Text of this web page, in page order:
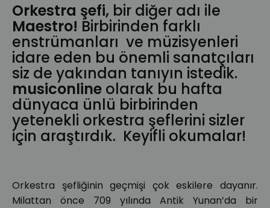
Orkestra şefi, bir diğer adı ile
Maestro! Birbirinden farklı
enstrümanları ve müzisyenleri
idare eden bu önemli sanatçıları
siz de yakından tanıyın istedik.
musiconline olarak bu hafta
dünyaca ünlü birbirinden
yetenekli orkestra şeflerini sizler
için araştırdık. Keyifli okumalar!
Orkestra şefliğinin geçmişi çok eskilere dayanır.
Milattan önce 709 yılında Antik Yunan’da bir